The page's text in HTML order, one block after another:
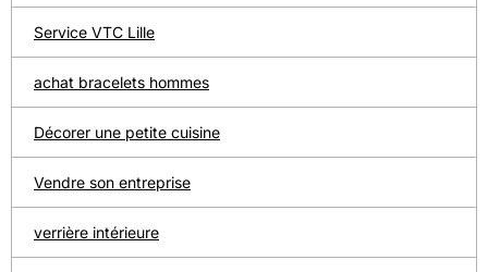
Service VTC Lille
achat bracelets hommes
Décorer une petite cuisine
Vendre son entreprise
verrière intérieure